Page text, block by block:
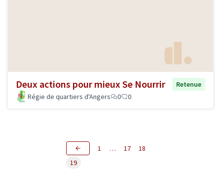
Deux actions pour mieux Se Nourrir
Retenue
Régie de quartiers d'Angers
0 0
1 … 17
18
19